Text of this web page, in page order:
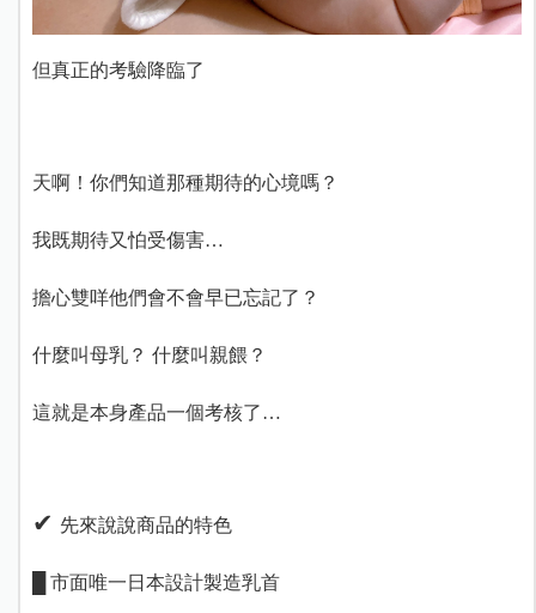
但真正的考驗降臨了
天啊！你們知道那種期待的心境嗎？
我既期待又怕受傷害…
擔心雙咩他們會不會早已忘記了？
什麼叫母乳？ 什麼叫親餵？
這就是本身產品一個考核了…
✔︎ 先來說說商品的特色
█ 市面唯一日本設計製造乳首